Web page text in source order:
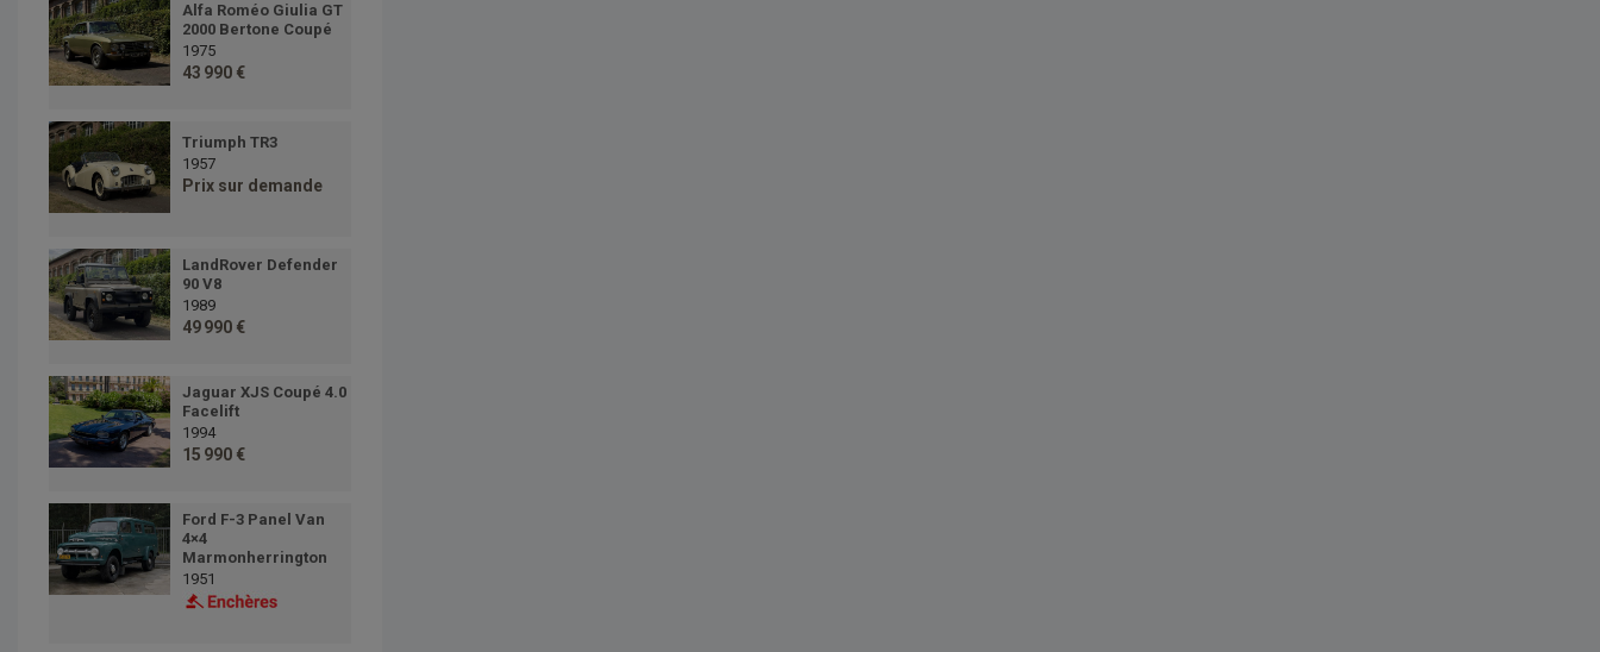
Alfa Roméo Giulia GT
2000 Bertone Coupé
1975
43 990 €
Triumph TR3
1957
Prix sur demande
LandRover Defender
90 V8
1989
49 990 €
Jaguar XJS Coupé 4.0
Facelift
1994
15 990 €
Ford F-3 Panel Van
4×4
Marmonherrington
1951